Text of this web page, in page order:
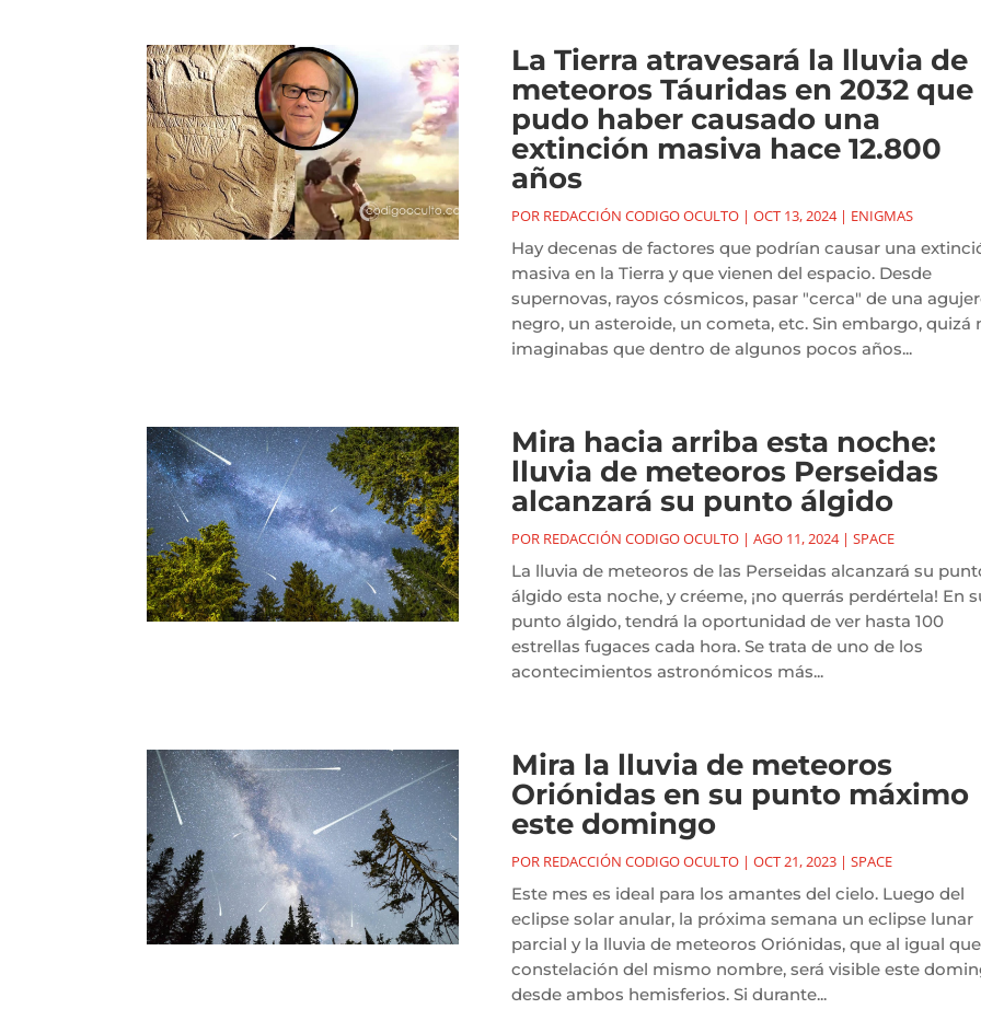
La Tierra atravesará la lluvia de
meteoros Táuridas en 2032 que
pudo haber causado una
extinción masiva hace 12.800
años
POR REDACCIÓN CODIGO OCULTO| OCT 13, 2024| ENIGMAS
Hay decenas de factores que podrían causar una
masiva en la Tierra y que vienen del espacio. Desde
supernovas, rayos cósmicos, pasar "cerca" de una
negro, un asteroide, un cometa, etc. Sin embargo, quizá
imaginabas que dentro de algunos pocos años...
Mira hacia arriba esta noche:
lluvia de meteoros Perseidas
alcanzará su punto álgido
POR REDACCIÓN CODIGO OCULTO| AGO 11, 2024| SPACE
La lluvia de meteoros de las Perseidas alcanzará su
álgido esta noche, y créeme, ¡no querrás perdértela! En
punto álgido, tendrá la oportunidad de ver hasta 100
estrellas fugaces cada hora. Se trata de uno de los
acontecimientos astronómicos más...
Mira la lluvia de meteoros
Oriónidas en su punto máximo
este domingo
POR REDACCIÓN CODIGO OCULTO| OCT 21, 2023| SPACE
Este mes es ideal para los amantes del cielo. Luego del
eclipse solar anular, la próxima semana un eclipse lunar
parcial y la lluvia de meteoros Oriónidas, que al igual
constelación del mismo nombre, será visible este
desde ambos hemisferios. Si durante...